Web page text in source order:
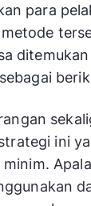
para
ini